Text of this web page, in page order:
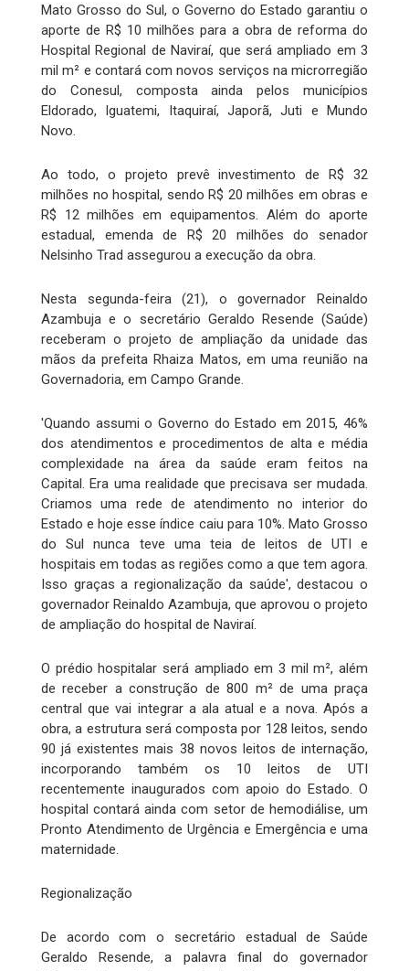
Mato Grosso do Sul, o Governo do Estado garantiu o
aporte de R$ 10 milhões para a obra de reforma do
Hospital Regional de Naviraí, que será ampliado em 3
mil m² e contará com novos serviços na microrregião
do Conesul, composta ainda pelos municípios
Eldorado, Iguatemi, Itaquiraí, Japorã, Juti e Mundo
Novo.
Ao todo, o projeto prevê investimento de R$ 32
milhões no hospital, sendo R$ 20 milhões em obras e
R$ 12 milhões em equipamentos. Além do aporte
estadual, emenda de R$ 20 milhões do senador
Nelsinho Trad assegurou a execução da obra.
Nesta segunda-feira (21), o governador Reinaldo
Azambuja e o secretário Geraldo Resende (Saúde)
receberam o projeto de ampliação da unidade das
mãos da prefeita Rhaiza Matos, em uma reunião na
Governadoria, em Campo Grande.
'Quando assumi o Governo do Estado em 2015, 46%
dos atendimentos e procedimentos de alta e média
complexidade na área da saúde eram feitos na
Capital. Era uma realidade que precisava ser mudada.
Criamos uma rede de atendimento no interior do
Estado e hoje esse índice caiu para 10%. Mato Grosso
do Sul nunca teve uma teia de leitos de UTI e
hospitais em todas as regiões como a que tem agora.
Isso graças a regionalização da saúde', destacou o
governador Reinaldo Azambuja, que aprovou o projeto
de ampliação do hospital de Naviraí.
O prédio hospitalar será ampliado em 3 mil m², além
de receber a construção de 800 m² de uma praça
central que vai integrar a ala atual e a nova. Após a
obra, a estrutura será composta por 128 leitos, sendo
90 já existentes mais 38 novos leitos de internação,
incorporando também os 10 leitos de UTI
recentemente inaugurados com apoio do Estado. O
hospital contará ainda com setor de hemodiálise, um
Pronto Atendimento de Urgência e Emergência e uma
maternidade.
Regionalização
De acordo com o secretário estadual de Saúde
Geraldo Resende, a palavra final do governador